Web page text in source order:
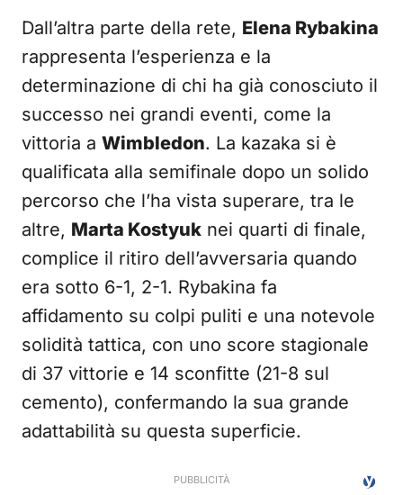
Dall’altra parte della rete, Elena Rybakina
rappresenta l’esperienza e la
determinazione di chi ha già conosciuto il
successo nei grandi eventi, come la
vittoria a Wimbledon. La kazaka si è
qualificata alla semifinale dopo un solido
percorso che l’ha vista superare, tra le
altre, Marta Kostyuk nei quarti di finale,
complice il ritiro dell’avversaria quando
era sotto 6-1, 2-1. Rybakina fa
affidamento su colpi puliti e una notevole
solidità tattica, con uno score stagionale
di 37 vittorie e 14 sconfitte (21-8 sul
cemento), confermando la sua grande
adattabilità su questa superficie.